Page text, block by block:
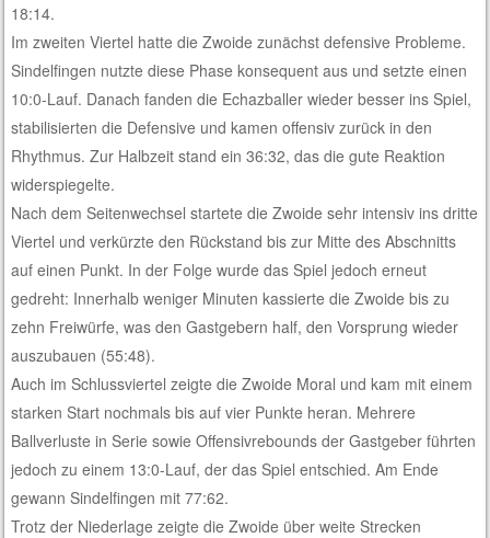
18:14.
Im zweiten Viertel hatte die Zwoide zunächst defensive Probleme.
Sindelfingen nutzte diese Phase konsequent aus und setzte einen
10:0-Lauf. Danach fanden die Echazballer wieder besser ins Spiel,
stabilisierten die Defensive und kamen offensiv zurück in den
Rhythmus. Zur Halbzeit stand ein 36:32, das die gute Reaktion
widerspiegelte.
Nach dem Seitenwechsel startete die Zwoide sehr intensiv ins dritte
Viertel und verkürzte den Rückstand bis zur Mitte des Abschnitts
auf einen Punkt. In der Folge wurde das Spiel jedoch erneut
gedreht: Innerhalb weniger Minuten kassierte die Zwoide bis zu
zehn Freiwürfe, was den Gastgebern half, den Vorsprung wieder
auszubauen (55:48).
Auch im Schlussviertel zeigte die Zwoide Moral und kam mit einem
starken Start nochmals bis auf vier Punkte heran. Mehrere
Ballverluste in Serie sowie Offensivrebounds der Gastgeber führten
jedoch zu einem 13:0-Lauf, der das Spiel entschied. Am Ende
gewann Sindelfingen mit 77:62.
Trotz der Niederlage zeigte die Zwoide über weite Strecken